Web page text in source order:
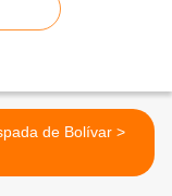
La Espada de Bolívar >